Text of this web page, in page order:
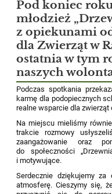
Pod koniec
młodzież
z opiekunami
dla Zwierząt w
ostatnia w tym
naszych
Podczas spotkania
karmę dla podopiecznych
realne wsparcie dla
Na miejscu mieliśmy
trakcie rozmowy
zaangażowanie oraz
do społeczności
i motywujące.
Serdecznie dziękujemy za
atmosferę. Cieszymy się,